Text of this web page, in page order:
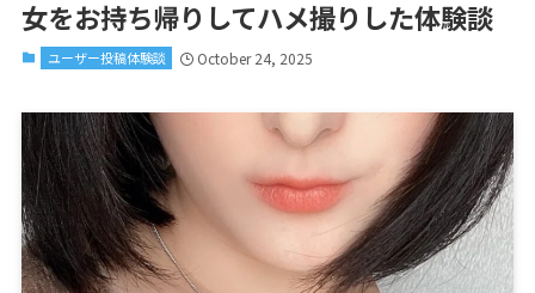
女をお持ち帰りしてハメ撮りした体験談
ユーザー投稿体験談 October 24, 2025